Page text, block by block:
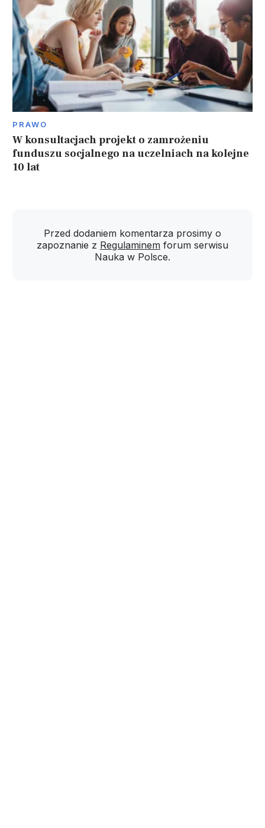
PRAWO
W konsultacjach projekt o zamrożeniu
funduszu socjalnego na uczelniach na kolejne
10 lat
Przed dodaniem komentarza prosimy o
zapoznanie z Regulaminem forum serwisu
Nauka w Polsce.